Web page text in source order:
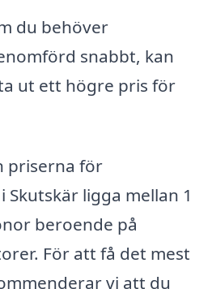
du behöver
snabbt, kan
ut ett högre pris för
priserna för
ligga mellan 1
beroende på
För att få det mest
vi att du